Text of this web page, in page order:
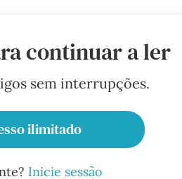
continuar a ler
sem interrupções.
ilimitado
Inicie sessão